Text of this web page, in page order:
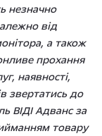
незначно
від
а також
прохання
наявності,
звертатись до
ВІДІ Адванс за
товару